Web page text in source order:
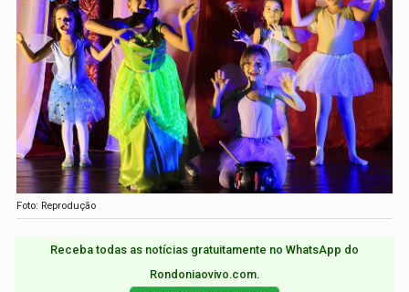
Foto: Reprodução
Receba todas as notícias gratuitamente no WhatsApp do
Rondoniaovivo.com.​